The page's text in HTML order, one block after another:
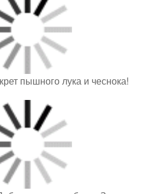
пышного лука и чеснока!
работа . Знакомство
строением растения